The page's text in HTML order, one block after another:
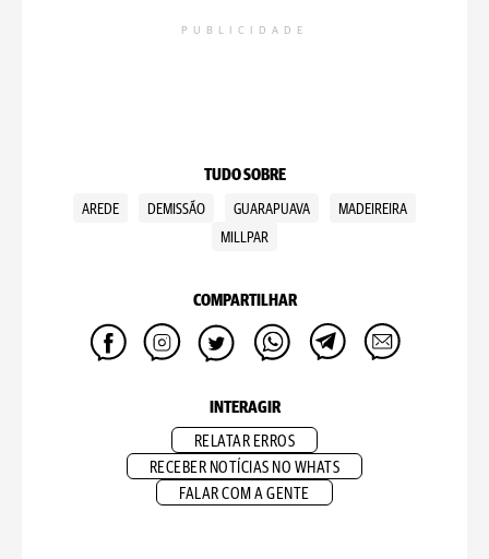
PUBLICIDADE
TUDO SOBRE
AREDE DEMISSÃO GUARAPUAVA
MADEIREIRA
MILLPAR
COMPARTILHAR
INTERAGIR
RELATAR ERROS
RECEBER NOTÍCIAS NO WHATS
FALAR COM A GENTE